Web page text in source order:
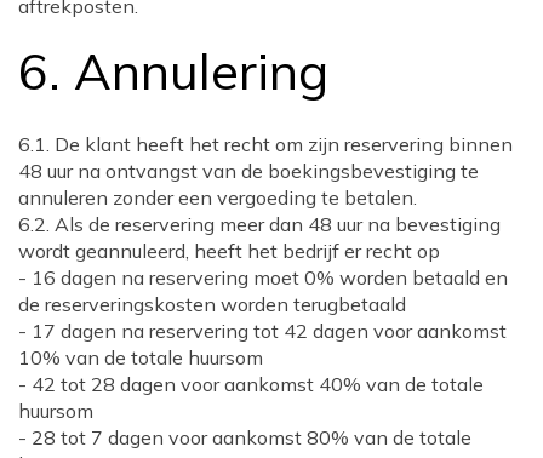
aftrekposten.
6. Annulering
6.1. De klant heeft het recht om zijn reservering binnen
48 uur na ontvangst van de boekingsbevestiging te
annuleren zonder een vergoeding te betalen.
6.2. Als de reservering meer dan 48 uur na bevestiging
wordt geannuleerd, heeft het bedrijf er recht op
- 16 dagen na reservering moet 0% worden betaald en
de reserveringskosten worden terugbetaald
- 17 dagen na reservering tot 42 dagen voor aankomst
10% van de totale huursom
- 42 tot 28 dagen voor aankomst 40% van de totale
huursom
- 28 tot 7 dagen voor aankomst 80% van de totale